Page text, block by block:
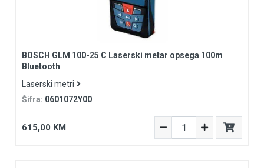
BOSCH GLM 100-25 C Laserski metar opsega 100m
Bluetooth
Laserski metri
Šifra: 0601072Y00
615,00 KM